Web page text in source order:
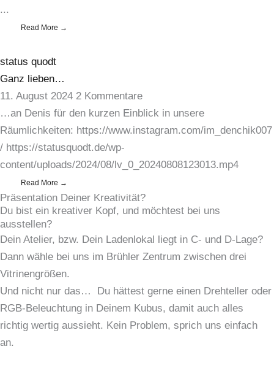
...
Read More →
status quodt
Ganz lieben…
11. August 2024 2 Kommentare
…an Denis für den kurzen Einblick in unsere
Räumlichkeiten: https://www.instagram.com/im_denchik007
/ https://statusquodt.de/wp-
content/uploads/2024/08/lv_0_20240808123013.mp4
Read More →
Präsentation Deiner Kreativität?
Du bist ein kreativer Kopf, und möchtest bei uns
ausstellen?
Dein Atelier, bzw. Dein Ladenlokal liegt in C- und D-Lage?
Dann wähle bei uns im Brühler Zentrum zwischen drei
Vitrinengrößen.
Und nicht nur das… Du hättest gerne einen Drehteller oder
RGB-Beleuchtung in Deinem Kubus, damit auch alles
richtig wertig aussieht. Kein Problem, sprich uns einfach
an.